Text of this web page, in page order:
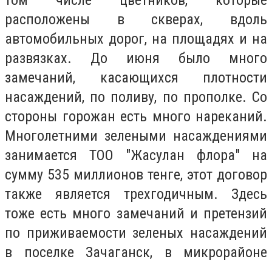
расположены в скверах, вдоль
автомобильных дорог, на площадях и на
развязках. До июня было много
замечаний, касающихся плотности
насаждений, по поливу, по прополке. Со
стороны горожан есть много нареканий.
Многолетними зелеными насаждениями
занимается ТОО "Жасулан флора" на
сумму 535 миллионов тенге, этот договор
также является трехгодичным. Здесь
тоже есть много замечаний и претензий
по приживаемости зеленых насаждений
в поселке Зачаганск, в микрорайоне